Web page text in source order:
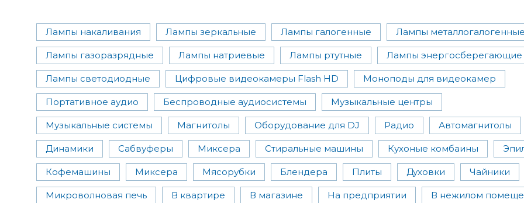
Лампы накаливания Лампы зеркальные Лампы галогенные Лампы
Лампы газоразрядные Лампы натриевые Лампы ртутные Лампы энергосберегающие
Лампы светодиодные Цифровые видеокамеры Flash HD Моноподы для видеокамер
Портативное аудио Беспроводные аудиосистемы Музыкальные центры
Музыкальные системы Магнитолы Оборудование для DJ Радио Автомагнитолы
Динамики Сабвуферы Миксера Стиральные машины Кухоные комбаины
Кофемашины Миксера Мясорубки Блендера Плиты Духовки Чайники
Микроволновая печь В квартире В магазине На предприятии В нежилом